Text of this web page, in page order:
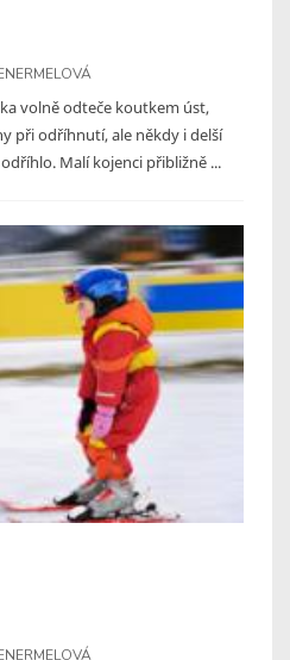
volně odteče koutkem úst,
při odříhnutí, ale někdy i delší
Malí kojenci přibližně ...